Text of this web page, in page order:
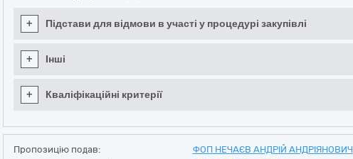
+ Підстави для відмови в участі у процедурі закупівлі
+ Інші
+ Кваліфікаційні критерії
Пропозицію подав: ФОП НЕЧАЄВ АНДРІЙ АНДРІЯНОВИЧ